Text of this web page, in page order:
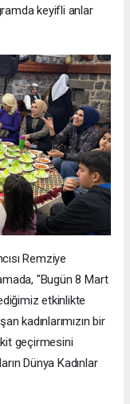
keyifli anlar
Remziye
"Bugün 8 Mart
etkinlikte
kadınlarımızın bir
geçirmesini
Dünya Kadınlar